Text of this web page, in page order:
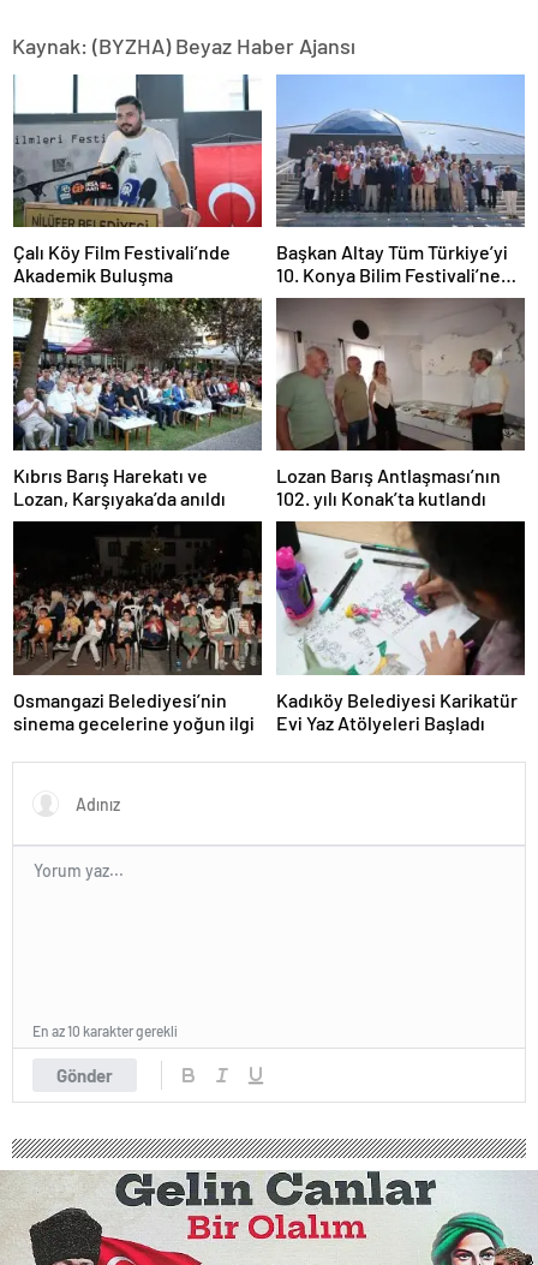
Kaynak: (BYZHA) Beyaz Haber Ajansı
Çalı Köy Film Festivali’nde
Akademik Buluşma
Başkan Altay Tüm Türkiye’yi
10. Konya Bilim Festivali’ne
Davet Etti
Kıbrıs Barış Harekatı ve
Lozan, Karşıyaka’da anıldı
Lozan Barış Antlaşması’nın
102. yılı Konak’ta kutlandı
Osmangazi Belediyesi’nin
sinema gecelerine yoğun ilgi
Kadıköy Belediyesi Karikatür
Evi Yaz Atölyeleri Başladı
Gönder
En az 10 karakter gerekli